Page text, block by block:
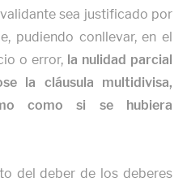
sea justificado por
pudiendo conllevar, en el
o error, la nulidad parcial
la cláusula multidivisa,
como si se hubiera
del deber de los deberes